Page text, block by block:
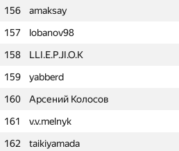
156
amaksay
157
lobanov98
158
LLI.E.P.JI.O.K
159
yabberd
160
Арсений Колосов
161
v.v.melnyk
162
taikiyamada